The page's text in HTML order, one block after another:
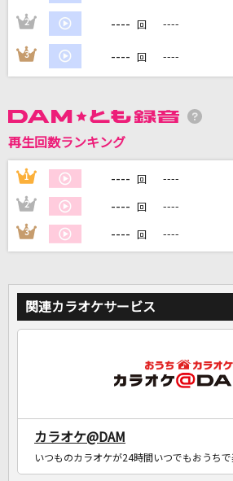
DAMの新曲・ランキング
DAMに会員登録・ログイ
カラオケをもっと楽しも
2 ---- 回 ----
3 ---- 回 ----
再生回数ランキング
1 ---- 回 ----
2 ---- 回 ----
3 ---- 回 ----
関連カラオケサービス
カラオケ@DAM
いつものカラオケが24時間いつでもおうちで